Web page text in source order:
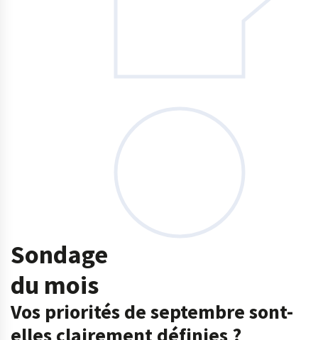
Sondage
du mois
Vos priorités de septembre sont-
elles clairement définies ?